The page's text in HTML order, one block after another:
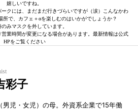
嬉しいですね。
クには、まだまだ行きづらいですが（涙）こんなかわ
所で、カフェ＋αを楽しむのはいかがでしょうか？
みマスクを外しています。
業時間が変更になる場合があります。最新情報は公式
HPをご覧ください
彩子
男児・女児）の母。外資系企業で15年働